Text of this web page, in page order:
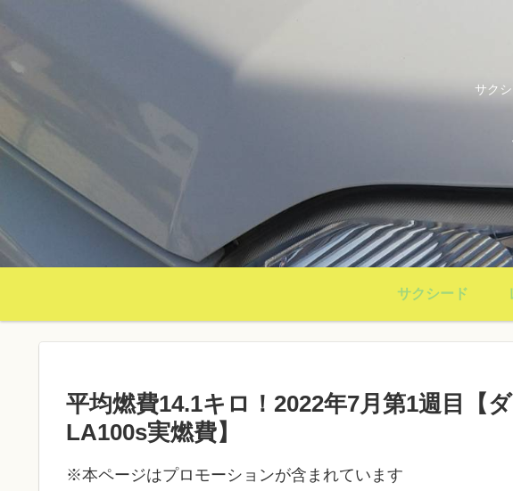
サク
サクシード
平均燃費14.1キロ！2022年7月第1週目【
LA100s実燃費】
※本ページはプロモーションが含まれています